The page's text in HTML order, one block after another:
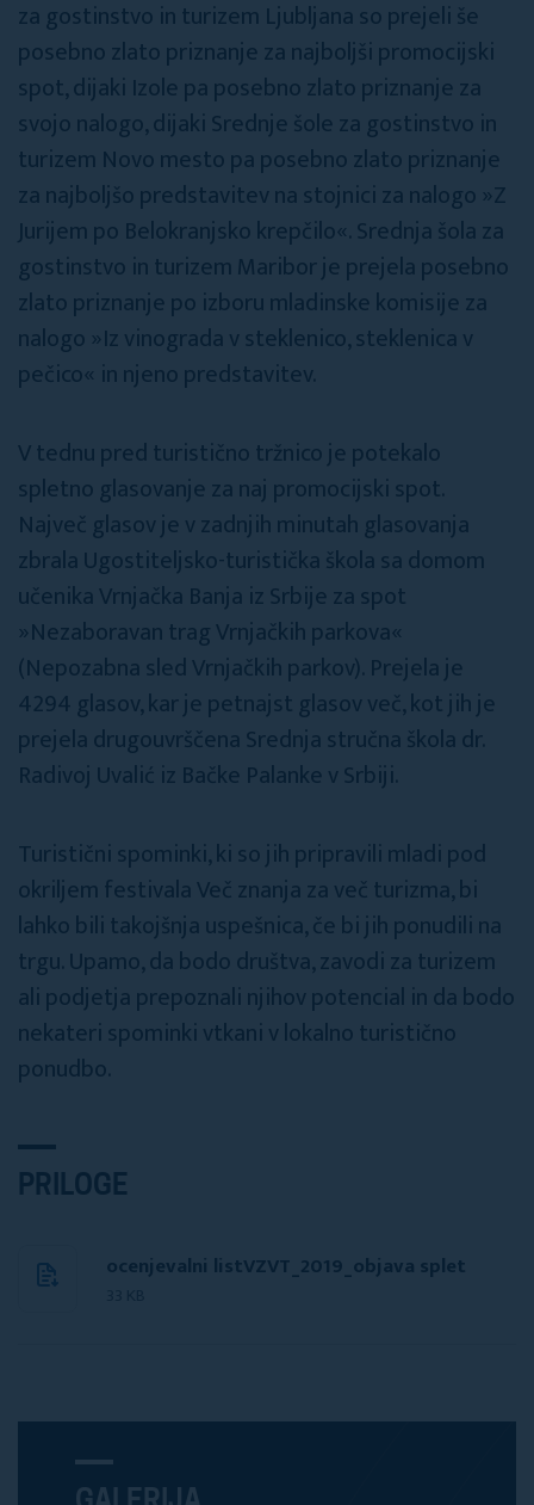
za gostinstvo in turizem Ljubljana so prejeli še
posebno zlato priznanje za najboljši promocijski
spot, dijaki Izole pa posebno zlato priznanje za
svojo nalogo, dijaki Srednje šole za gostinstvo in
turizem Novo mesto pa posebno zlato priznanje
za najboljšo predstavitev na stojnici za nalogo »Z
Jurijem po Belokranjsko krepčilo«. Srednja šola za
gostinstvo in turizem Maribor je prejela posebno
zlato priznanje po izboru mladinske komisije za
nalogo »Iz vinograda v steklenico, steklenica v
pečico« in njeno predstavitev.
V tednu pred turistično tržnico je potekalo
spletno glasovanje za naj promocijski spot.
Največ glasov je v zadnjih minutah glasovanja
zbrala Ugostiteljsko-turistička škola sa domom
učenika Vrnjačka Banja iz Srbije za spot
»Nezaboravan trag Vrnjačkih parkova«
(Nepozabna sled Vrnjačkih parkov). Prejela je
4294 glasov, kar je petnajst glasov več, kot jih je
prejela drugouvrščena Srednja stručna škola dr.
Radivoj Uvalić iz Bačke Palanke v Srbiji.
Turistični spominki, ki so jih pripravili mladi pod
okriljem festivala Več znanja za več turizma, bi
lahko bili takojšnja uspešnica, če bi jih ponudili na
trgu. Upamo, da bodo društva, zavodi za turizem
ali podjetja prepoznali njihov potencial in da bodo
nekateri spominki vtkani v lokalno turistično
ponudbo.
PRILOGE
ocenjevalni listVZVT_2019_objava splet